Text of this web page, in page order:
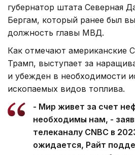
губернатор штата Северная
Бергам, который ранее был
должность главы МВД.
Как отмечают американские
Трамп, выступает за
и убежден в необходимости
ископаемых видов топлива.
- Мир живет за счет
необходимы нам, -
телеканалу CNBC в
ожидается, Райт